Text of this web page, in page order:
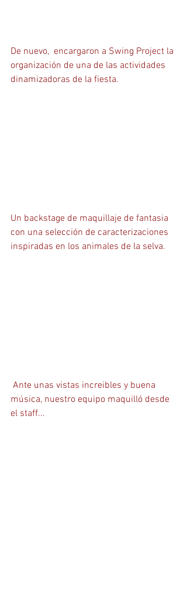
De nuevo,  encargaron a Swing Project la
organización de una de las actividades
dinamizadoras de la fiesta.
Un backstage de maquillaje de fantasia
con una selección de caracterizaciones
inspiradas en los animales de la selva.
música, nuestro equipo maquilló desde
el staff...